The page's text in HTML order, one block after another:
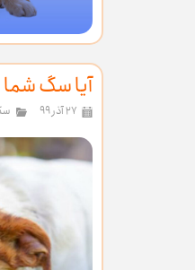
آیا سگ شما
۲۷ آذر ۹۹